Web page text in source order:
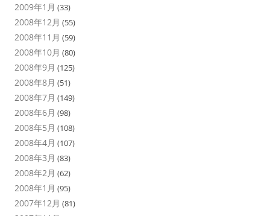
2009年1月 (33)
2008年12月 (55)
2008年11月 (59)
2008年10月 (80)
2008年9月 (125)
2008年8月 (51)
2008年7月 (149)
2008年6月 (98)
2008年5月 (108)
2008年4月 (107)
2008年3月 (83)
2008年2月 (62)
2008年1月 (95)
2007年12月 (81)